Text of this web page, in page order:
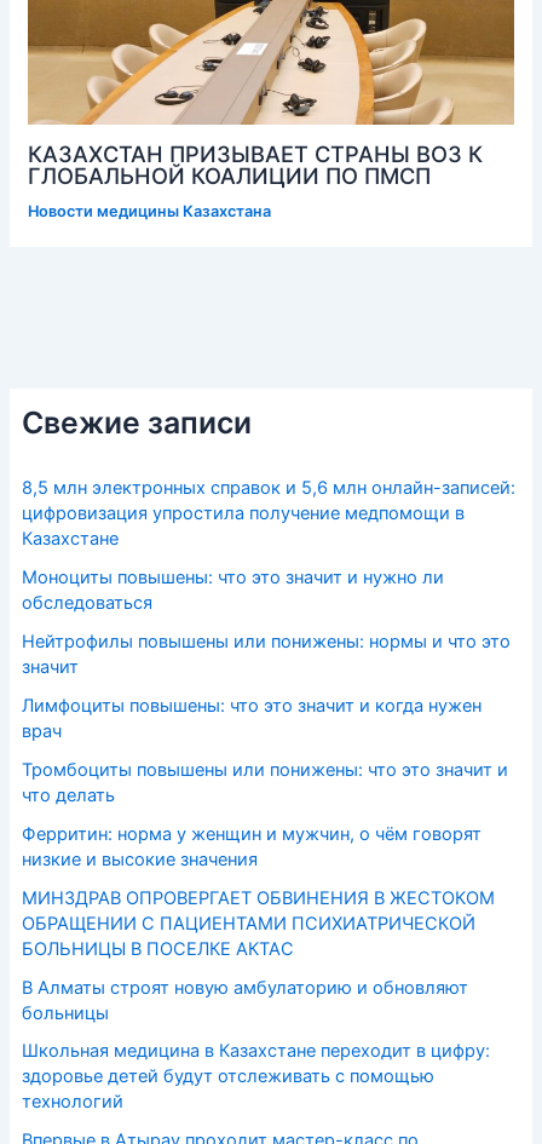
КАЗАХСТАН ПРИЗЫВАЕТ СТРАНЫ ВОЗ К
ГЛОБАЛЬНОЙ КОАЛИЦИИ ПО ПМСП
Новости медицины Казахстана
Свежие записи
8,5 млн электронных справок и 5,6 млн онлайн-записей:
цифровизация упростила получение медпомощи в
Казахстане
Моноциты повышены: что это значит и нужно ли
обследоваться
Нейтрофилы повышены или понижены: нормы и что это
значит
Лимфоциты повышены: что это значит и когда нужен
врач
Тромбоциты повышены или понижены: что это значит и
что делать
Ферритин: норма у женщин и мужчин, о чём говорят
низкие и высокие значения
МИНЗДРАВ ОПРОВЕРГАЕТ ОБВИНЕНИЯ В ЖЕСТОКОМ
ОБРАЩЕНИИ С ПАЦИЕНТАМИ ПСИХИАТРИЧЕСКОЙ
БОЛЬНИЦЫ В ПОСЕЛКЕ АКТАС
В Алматы строят новую амбулаторию и обновляют
больницы
Школьная медицина в Казахстане переходит в цифру:
здоровье детей будут отслеживать с помощью
технологий